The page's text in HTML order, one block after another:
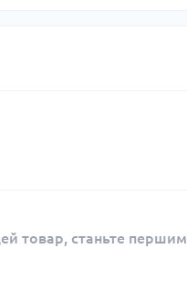
товар, станьте